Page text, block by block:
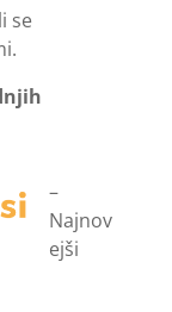
se
–
Najnov
ejši